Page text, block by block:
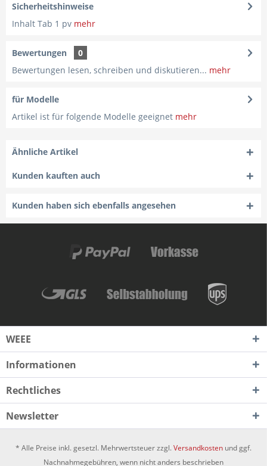
Sicherheitshinweise
Inhalt Tab 1 pv mehr
Bewertungen
0
Bewertungen lesen, schreiben und diskutieren... mehr
für Modelle
Artikel ist für folgende Modelle geeignet mehr
Ähnliche Artikel
Kunden kauften auch
Kunden haben sich ebenfalls angesehen
WEEE
Informationen
Rechtliches
Newsletter
* Alle Preise inkl. gesetzl. Mehrwertsteuer zzgl.Versandkosten und ggf.
Nachnahmegebühren, wenn nicht anders beschrieben